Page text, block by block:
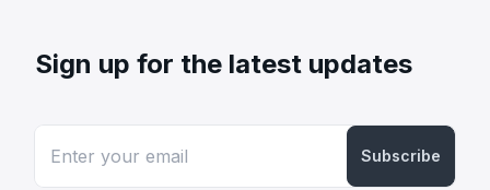
Sign up for the latest updates
Subscribe